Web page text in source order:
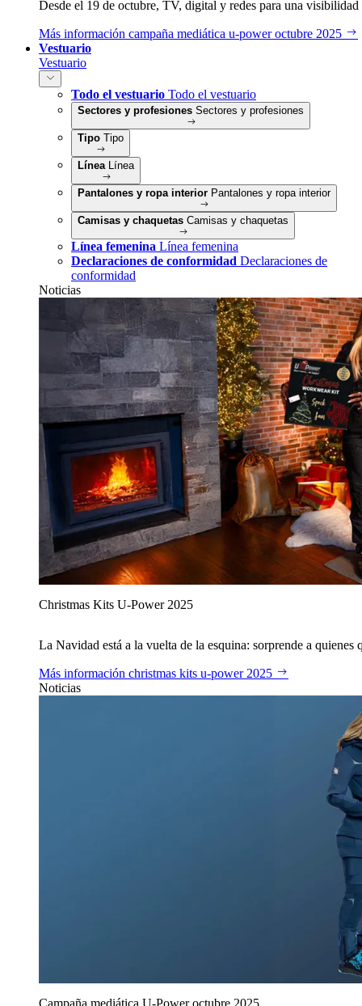
Desde el 19 de octubre, TV, digital y redes para una
Más información campaña mediática u‑power octubre 2025
Vestuario
Vestuario
Todo el vestuario Todo el vestuario
Sectores y profesiones Sectores y profesiones
Tipo Tipo
Línea Línea
Pantalones y ropa interior Pantalones y ropa interior
Camisas y chaquetas Camisas y chaquetas
Línea femenina Línea femenina
Declaraciones de conformidad Declaraciones de
conformidad
Noticias
Christmas Kits U‑Power 2025
La Navidad está a la vuelta de la esquina: sorprende a
Más información christmas kits u‑power 2025
Noticias
Campaña mediática U‑Power octubre 2025